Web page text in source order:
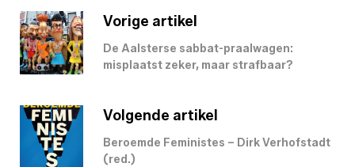
Vorige artikel
De Aalsterse sabbat-praalwagen:
misplaatst zeker, maar strafbaar?
Volgende artikel
Beroemde Feministes – Dirk Verhofstadt
(red.)